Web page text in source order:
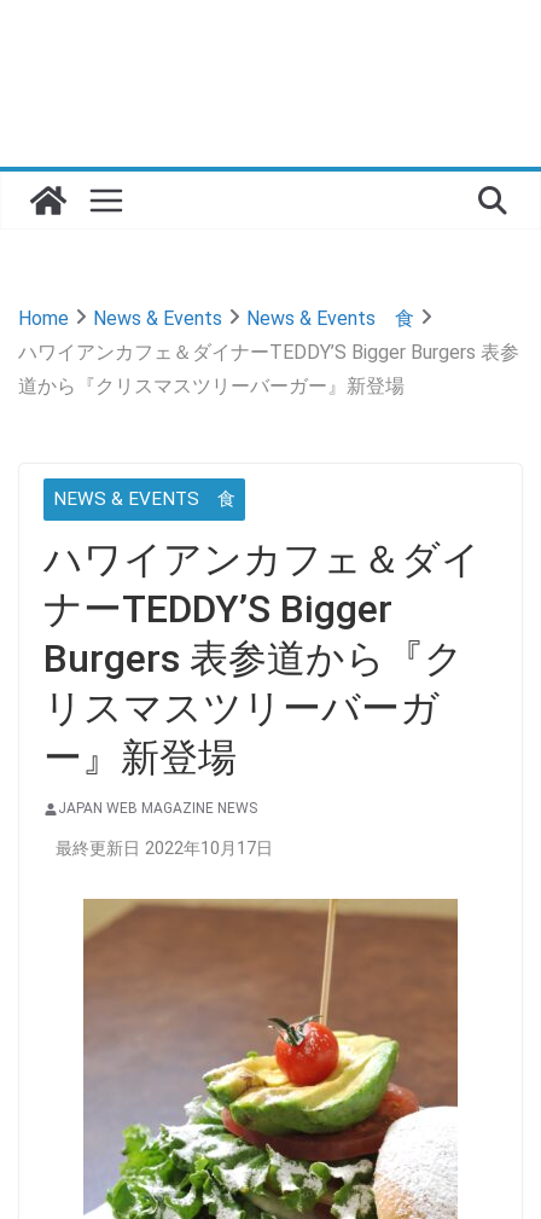
Home News & Events
News & Events 食
ハワイアンカフェ＆ダイナーTEDDY’S Bigger Burgers 表参
道から『クリスマスツリーバーガー』新登場
NEWS & EVENTS 食
ハワイアンカフェ＆ダイ
ナーTEDDY’S Bigger
Burgers 表参道から『ク
リスマスツリーバーガ
ー』新登場
JAPAN WEB MAGAZINE NEWS
最終更新日 2022年10月17日